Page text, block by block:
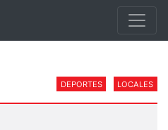
DEPORTES LOCALES